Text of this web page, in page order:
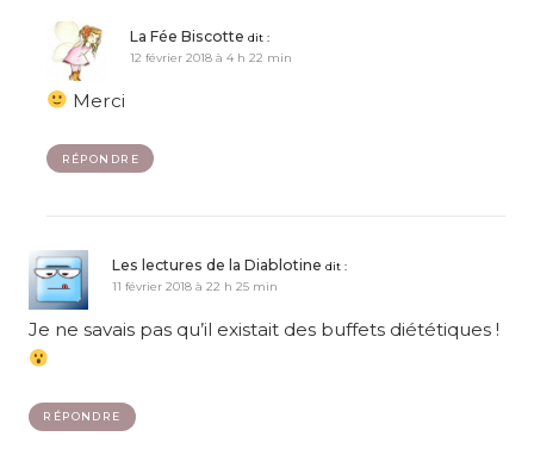
La Fée Biscotte dit :
12 février 2018 à 4 h 22 min
Merci
RÉPONDRE
Les lectures de la Diablotine dit :
11 février 2018 à 22 h 25 min
Je ne savais pas qu’il existait des buffets diététiques !
RÉPONDRE